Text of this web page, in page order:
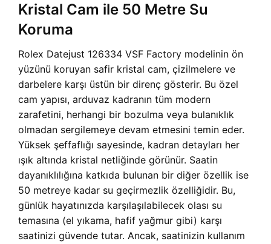
Kristal Cam ile 50 Metre Su
Koruma
Rolex Datejust 126334 VSF Factory modelinin ön
yüzünü koruyan safir kristal cam, çizilmelere ve
darbelere karşı üstün bir direnç gösterir. Bu özel
cam yapısı, arduvaz kadranın tüm modern
zarafetini, herhangi bir bozulma veya bulanıklık
olmadan sergilemeye devam etmesini temin eder.
Yüksek şeffaflığı sayesinde, kadran detayları her
ışık altında kristal netliğinde görünür. Saatin
dayanıklılığına katkıda bulunan bir diğer özellik ise
50 metreye kadar su geçirmezlik özelliğidir. Bu,
günlük hayatınızda karşılaşılabilecek olası su
temasına (el yıkama, hafif yağmur gibi) karşı
saatinizi güvende tutar. Ancak, saatinizin kullanım